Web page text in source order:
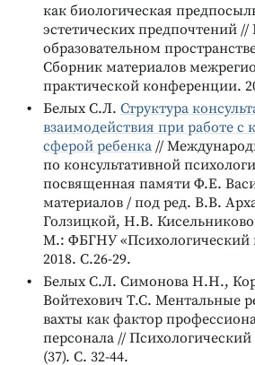
как биологическая
эстетических предпочтений //
образовательном
Сборник материалов
практической конференции.
Белых С.Л. Структура
взаимодействия при работе с
сферой ребенка //
по консультативной
посвященная памяти Ф.Е.
материалов / под ред. В.В.
Голзицкой, Н.В.
М.: ФБГНУ «Психологический
2018. С.26-29.
Белых С.Л. Симонова Н.Н.,
Войтехович Т.С. Ментальные
вахты как фактор
персонала //
(37). С. 32-44.